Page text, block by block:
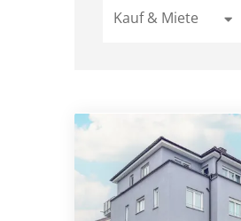
Kauf & Miete